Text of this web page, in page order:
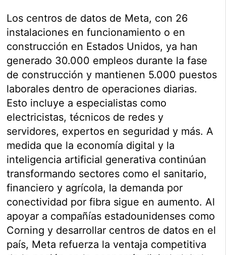
Los centros de datos de Meta, con 26
instalaciones en funcionamiento o en
construcción en Estados Unidos, ya han
generado 30.000 empleos durante la fase
de construcción y mantienen 5.000 puestos
laborales dentro de operaciones diarias.
Esto incluye a especialistas como
electricistas, técnicos de redes y
servidores, expertos en seguridad y más. A
medida que la economía digital y la
inteligencia artificial generativa continúan
transformando sectores como el sanitario,
financiero y agrícola, la demanda por
conectividad por fibra sigue en aumento. Al
apoyar a compañías estadounidenses como
Corning y desarrollar centros de datos en el
país, Meta refuerza la ventaja competitiva